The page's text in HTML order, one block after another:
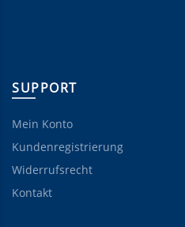
SUPPORT
Mein Konto
Kundenregistrierung
Widerrufsrecht
Kontakt